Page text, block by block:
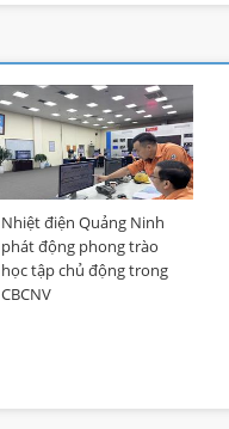
Nhiệt điện Quảng Ninh
phát động phong trào
học tập chủ động trong
CBCNV